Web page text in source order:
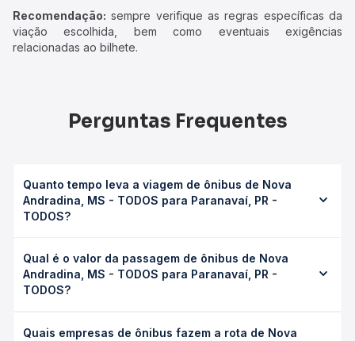
Recomendação: sempre verifique as regras específicas da
viação escolhida, bem como eventuais exigências
relacionadas ao bilhete.
Perguntas Frequentes
Quanto tempo leva a viagem de ônibus de Nova
Andradina, MS - TODOS para Paranavaí, PR -
TODOS?
para Paranavaí, PR - TODOS leva em média 6h 1min,
podendo variar conforme a viação, o tipo de serviço
(convencional, executivo ou leito) e as condições de
Qual é o valor da passagem de ônibus de Nova
Andradina, MS - TODOS para Paranavaí, PR -
TODOS?
TODOS para Paranavaí, PR - TODOS custa em média R$
Quais empresas de ônibus fazem a rota de Nova